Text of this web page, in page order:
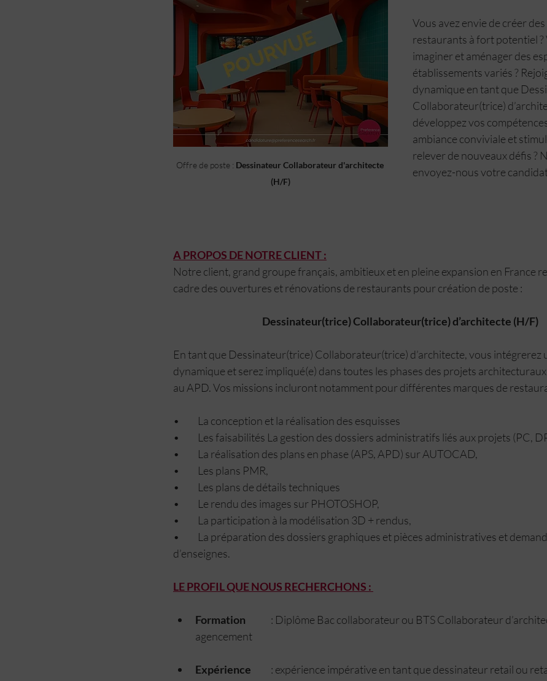
ARCHITECTURE COMMERCIALE
ÉCONOMISTE DE LA CONSTRUCTION LOGEMENT PLANNEUR STRATÉGIQUE
Offre de poste : Dessinateur Collaborateur d'architecte
(H/F)
Vous avez envie de créer
restaurants à fort potentiel ?
imaginer et aménager des
établissements variés ?
dynamique en tant que
Collaborateur(trice)
développez vos
ambiance conviviale et
relever de nouveaux défis ?
envoyez-nous votre
A PROPOS DE NOTRE CLIENT :
Notre client, grand groupe français, ambitieux et en pleine expansion en France
cadre des ouvertures et rénovations de restaurants pour création de poste :
Dessinateur(trice) Collaborateur(trice) d’architecte (H/F)
En tant que Dessinateur(trice) Collaborateur(trice) d’architecte, vous intégrerez
dynamique et serez impliqué(e) dans toutes les phases des projets
au APD. Vos missions incluront notamment pour différentes marques de
•	La conception et la réalisation des esquisses
•	Les faisabilités La gestion des dossiers administratifs liés aux projets (PC,
•	La réalisation des plans en phase (APS, APD) sur AUTOCAD,
•	Les plans PMR,
•	Les plans de détails techniques
•	Le rendu des images sur PHOTOSHOP,
•	La participation à la modélisation 3D + rendus,
•	La préparation des dossiers graphiques et pièces administratives et demandes de permis et
d’enseignes.
LE PROFIL QUE NOUS RECHERCHONS :
Formation
agencement
Expérience : expérience impérative en tant que dessinateur retail ou